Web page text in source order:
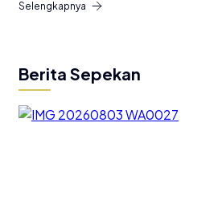
Selengkapnya
Berita Sepekan